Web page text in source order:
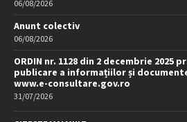
06/08/2026
Anunt colectiv
06/08/2026
ORDIN nr. 1128 din 2 decembrie 2025
publicare a informațiilor și
www.e-consultare.gov.ro
31/07/2026